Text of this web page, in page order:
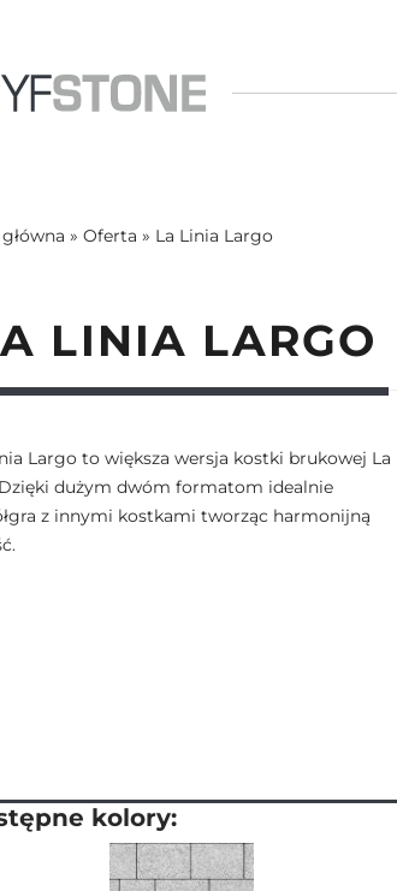
» Oferta » La Linia Largo
LINIA LARGO
Largo to większa wersja kostki brukowej La
dużym dwóm formatom idealnie
z innymi kostkami tworząc harmonijną
kolory: